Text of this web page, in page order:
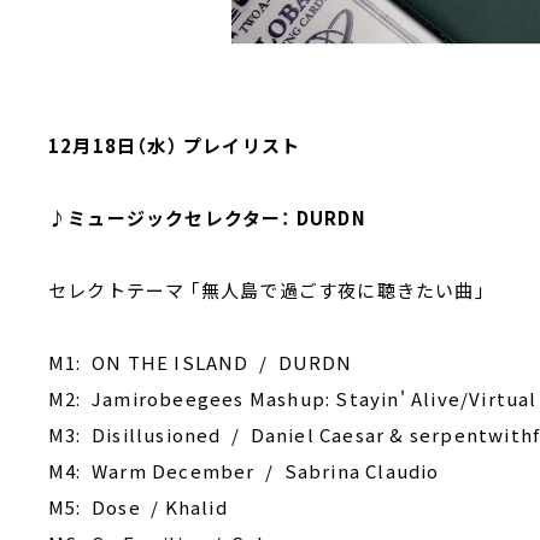
12月18日（水） プレイリスト
♪ミュージックセレクター： DURDN
セレクトテーマ ｢無人島で過ごす夜に聴きたい曲｣
M1: ON THE ISLAND / DURDN
M2: Jamirobeegees Mashup: Stayin' Alive/
M3: Disillusioned / Daniel Caesar &
M4: Warm December / Sabrina Claudio
M5: Dose / Khalid